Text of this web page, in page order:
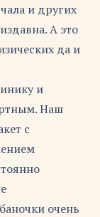
и других
А это
да и
и
Наш
с
очень